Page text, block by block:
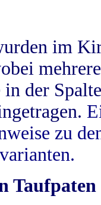
im
der
zu
Taufpaten